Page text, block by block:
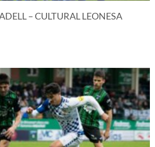
– CULTURAL LEONESA